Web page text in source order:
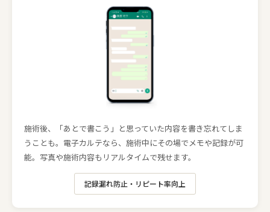
施術後、「あとで書こう」と思っていた内容を書き忘れてしま
うことも。 電子カルテなら、施術中にその場でメモや記録が可
能。 写真や施術内容もリアルタイムで残せます。
記録漏れ防止・リピート率向上